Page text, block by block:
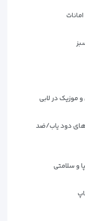
هتل
از رستوران‌ها و
موزیک در لابی
دود یاب/ضد
و سلامتی